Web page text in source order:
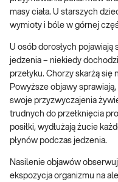
masy ciała. U starszych
wymioty i bóle w górnej
U osób dorosłych pojawiają
jedzenia – niekiedy
przełyku. Chorzy skarżą się
Powyższe objawy
swoje przyzwyczajenia
trudnych do przełknięcia
posiłki, wydłużają żucie
płynów podczas jedzenia.
Nasilenie objawów
ekspozycja organizmu na